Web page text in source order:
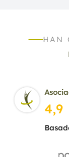
HAN
4,9